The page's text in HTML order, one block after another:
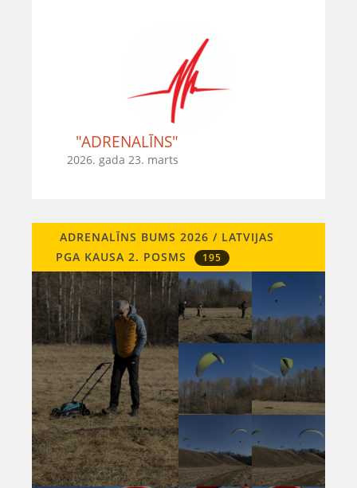
"ADRENALĪNS"
2026. gada 23. marts
ADRENALĪNS BUMS 2026 / LATVIJAS
PGA KAUSA 2. POSMS
195